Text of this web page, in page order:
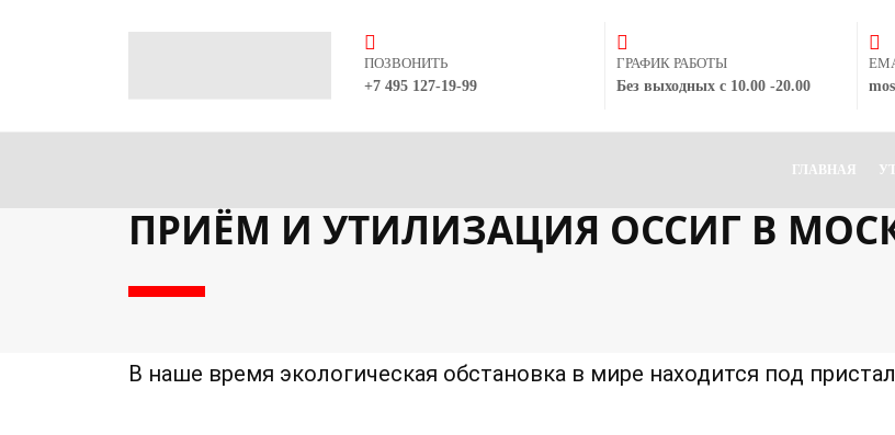
ПОЗВОНИТЬ
+7 495 127-19-99
ГРАФИК РАБОТЫ
Без выходных с 10.00 -20.00
ГЛАВНАЯ
ПРИЁМ И УТИЛИЗАЦИЯ ОССИГ В
В наше время экологическая обстановка в мире находится под